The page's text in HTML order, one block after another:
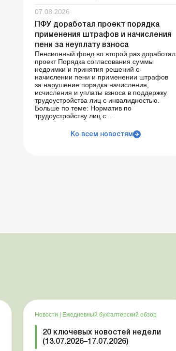
07.08.2026
ПФУ доработал проект порядка
применения штрафов и начисления
пени за неуплату взноса
Пенсионный фонд во второй раз доработал
проект Порядка согласования суммы
недоимки и принятия решений о
начислении пени и применении штрафов
за нарушение порядка начисления,
исчисления и уплаты взноса в поддержку
трудоустройства лиц с инвалидностью.
Больше по теме: Норматив по
трудоустройству лиц с...
Ко всем новостям
Новости Ежедневный бухгалтерский обзор
20 ключевых новостей недели
(13.07.2026–17.07.2026)